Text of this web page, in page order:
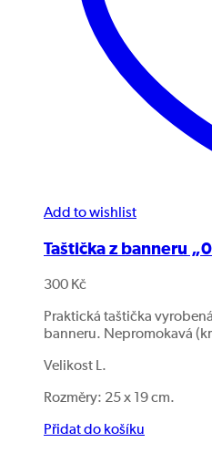
Add to wishlist
Taštička z banneru
300 Kč
Praktická taštička
banneru. Nepromokavá
Velikost L.
Rozměry: 25 x 19 cm.
Přidat do košíku